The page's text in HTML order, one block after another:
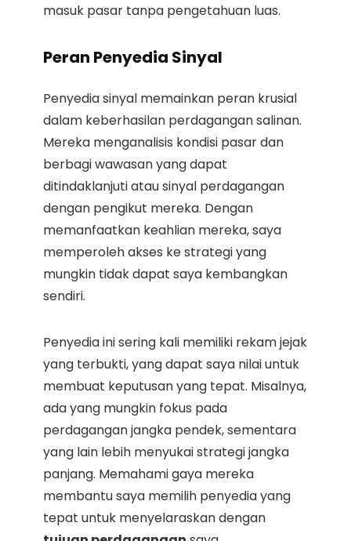
masuk pasar tanpa pengetahuan luas.
Peran Penyedia Sinyal
Penyedia sinyal memainkan peran krusial
dalam keberhasilan perdagangan salinan.
Mereka menganalisis kondisi pasar dan
berbagi wawasan yang dapat
ditindaklanjuti atau sinyal perdagangan
dengan pengikut mereka. Dengan
memanfaatkan keahlian mereka, saya
memperoleh akses ke strategi yang
mungkin tidak dapat saya kembangkan
sendiri.
Penyedia ini sering kali memiliki rekam jejak
yang terbukti, yang dapat saya nilai untuk
membuat keputusan yang tepat. Misalnya,
ada yang mungkin fokus pada
perdagangan jangka pendek, sementara
yang lain lebih menyukai strategi jangka
panjang. Memahami gaya mereka
membantu saya memilih penyedia yang
tepat untuk menyelaraskan dengan